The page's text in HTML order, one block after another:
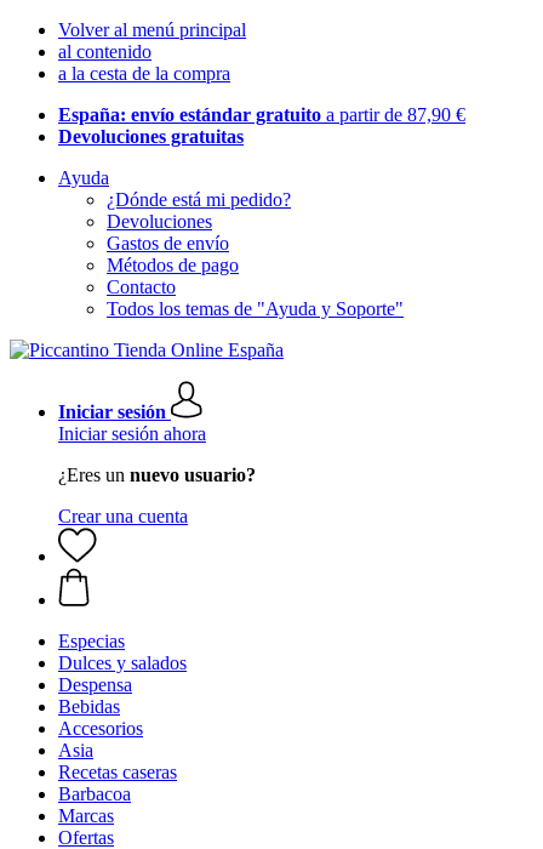
Volver al menú principal
al contenido
a la cesta de la compra
España: envío estándar gratuito a partir de 87,90 €
Devoluciones gratuitas
Ayuda
¿Dónde está mi pedido?
Devoluciones
Gastos de envío
Métodos de pago
Contacto
Todos los temas de "Ayuda y Soporte"
Iniciar sesión
Iniciar sesión ahora
¿Eres un nuevo usuario?
Crear una cuenta
Especias
Dulces y salados
Despensa
Bebidas
Accesorios
Asia
Recetas caseras
Barbacoa
Marcas
Ofertas